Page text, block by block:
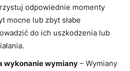
odpowiednie‌ momenty
mocne lub zbyt słabe
‍do ich uszkodzenia lub
wykonanie wymiany – Wymiany